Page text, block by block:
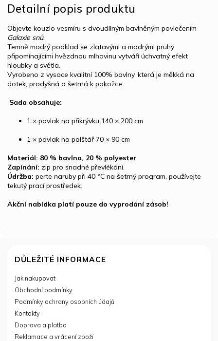
Detailní popis produktu
Objevte kouzlo vesmíru s dvoudílným bavlněným povlečením
Galaxie snů.
Temně modrý podklad se zlatavými a modrými pruhy
připomínajícími hvězdnou mlhovinu vytváří úchvatný efekt
hloubky a světla.
Vyrobeno z vysoce kvalitní 100% bavlny, která je měkká na
dotek, prodyšná a šetrná k pokožce.
️ Sada obsahuje:
1 × povlak na přikrývku 140 × 200 cm
1 × povlak na polštář 70 × 90 cm
Materiál: 80 % bavlna, 20 % polyester
Zapínání: zip pro snadné převlékání.
Údržba: perte naruby při 40 °C na šetrný program, používejte
tekutý prací prostředek.
Akční nabídka platí pouze do vyprodání zásob!
DŮLEŽITÉ INFORMACE
Jak nakupovat
Obchodní podmínky
Podmínky ochrany osobních údajů
Kontakty
Doprava a platba
Reklamace a vrácení zboží